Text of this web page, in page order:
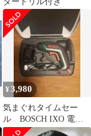
¥3,980
気まぐれタイムセー
ル BOSCH IXO 電動
ドライバー 本体 ケース